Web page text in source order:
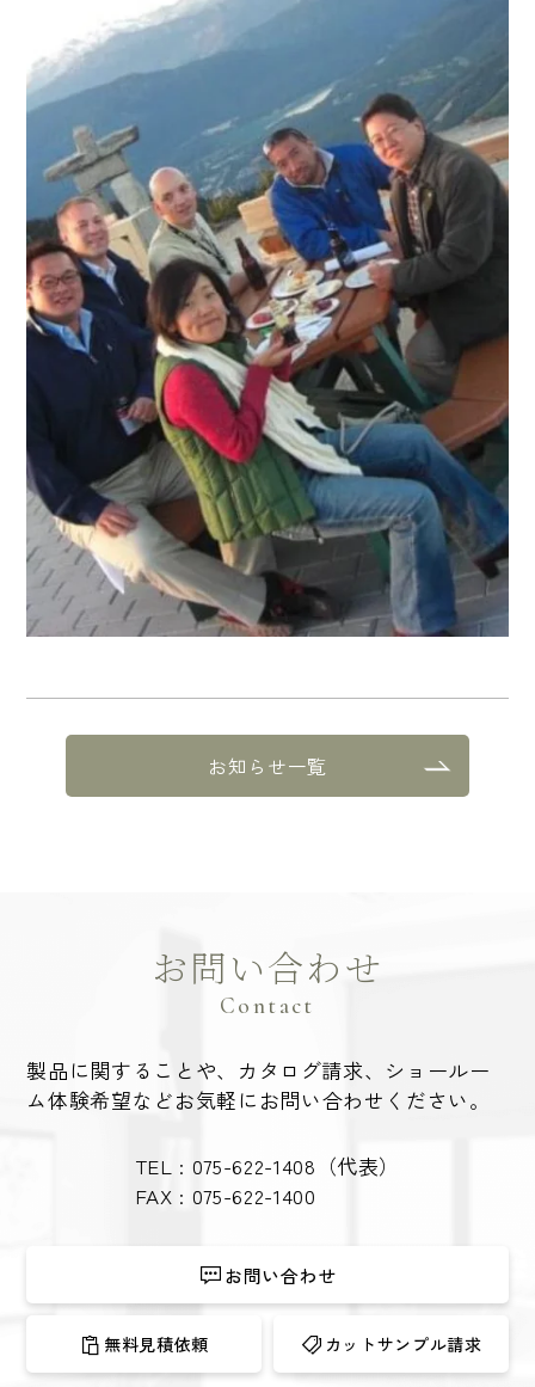
お知らせ一覧
お問い合わせ
Contact
製品に関することや、カタログ請求、ショールー
ム体験希望などお気軽にお問い合わせください。
TEL : 075-622-1408 （代表）
FAX : 075-622-1400
お問い合わせ
無料見積依頼 カットサンプル請求